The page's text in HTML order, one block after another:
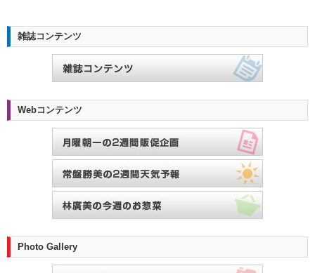
雑誌コンテンツ
Webコンテンツ
Photo Gallery